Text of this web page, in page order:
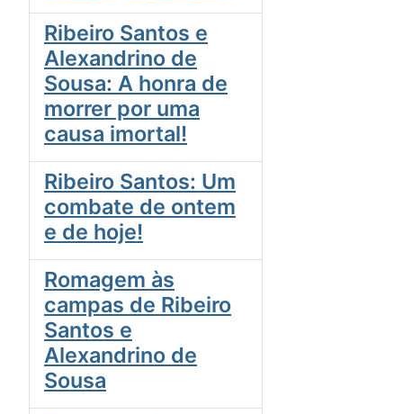
Ribeiro Santos e
Alexandrino de
Sousa: A honra de
morrer por uma
causa imortal!
Ribeiro Santos: Um
combate de ontem
e de hoje!
Romagem às
campas de Ribeiro
Santos e
Alexandrino de
Sousa